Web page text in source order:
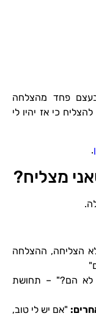
פחד מהצלחה
כי אז יהיו לי
.
מצליח?
הצליחה, ההצלחה
לא הם?" – תחושת
: "אם יש לי טוב,